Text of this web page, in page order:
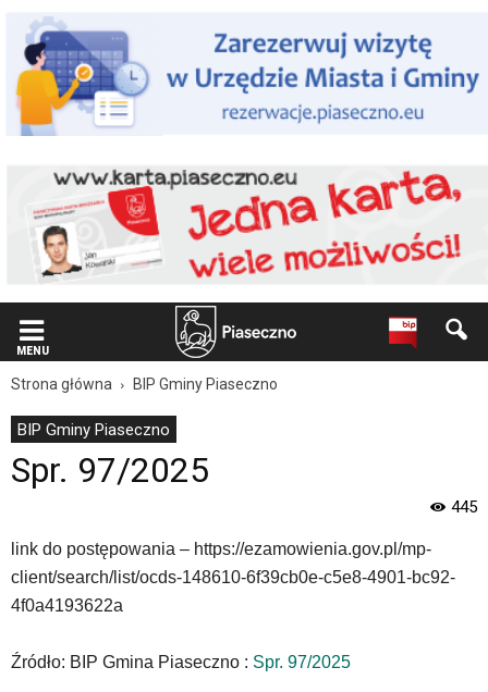
użytkowników
czytników
ekranowych Znajdujesz
się
podstronie
97/2025
Oficjalna
strona
Miasta
Gminy
Piaseczno".
jest
wyposażona
menu
szybko
przechodzić
do
które
znajduje
MENU
Strona główna BIP Gminy Piaseczno
BIP Gminy Piaseczno
Spr. 97/2025
445
link do postępowania – https://ezamowienia.gov.pl/mp-
client/search/list/ocds-148610-6f39cb0e-c5e8-4901-bc92-
4f0a4193622a
Źródło: BIP Gmina Piaseczno : Spr. 97/2025